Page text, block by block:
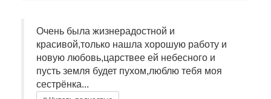
Очень была жизнерадостной и
красивой,только нашла хорошую работу и
новую любовь,царствее ей небесного и
пусть земля будет пухом,люблю тебя моя
сестрёнка...